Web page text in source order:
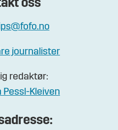
oss
journalister
redaktør:
Pessl-Kleiven